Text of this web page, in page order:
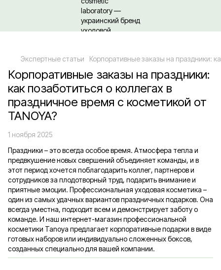
Экспертные статьи Корпоративные заказы на праздники:
Корпоративные заказы на праздники:
как позаботиться о коллегах в
праздничное время с косметикой от
TANOYA?
1 ноября 2025
Праздники – это всегда особое время. Атмосфера тепла и
предвкушение новых свершений объединяет команды, и в
этот период хочется поблагодарить коллег, партнеров и
сотрудников за плодотворный труд, подарить внимание и
приятные эмоции. Профессиональная уходовая косметика –
один из самых удачных вариантов праздничных подарков. Она
всегда уместна, подходит всем и демонстрирует заботу о
команде. И наш интернет-магазин профессиональной
косметики Tanoya предлагает корпоративные подарки в виде
готовых наборов или индивидуально сложенных боксов,
созданных специально для вашей компании.